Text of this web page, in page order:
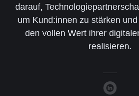
darauf,
um Kund:innen zu stärken
den vollen Wert ihrer
realisieren.